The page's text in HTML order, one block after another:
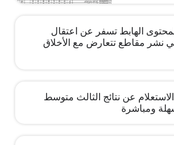
الهابط تسفر عن اعتقال
نشر مقاطع تتعارض مع الأخلاق
عن نتائج الثالث متوسط